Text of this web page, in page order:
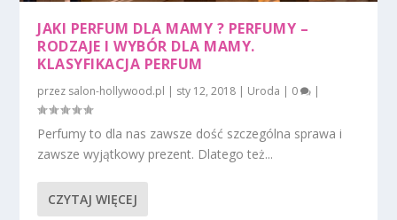
JAKI PERFUM DLA MAMY ? PERFUMY –
RODZAJE I WYBÓR DLA MAMY.
KLASYFIKACJA PERFUM
przez salon-hollywood.pl | sty 12, 2018 | Uroda | 0 |
Perfumy to dla nas zawsze dość szczególna sprawa i
zawsze wyjątkowy prezent. Dlatego też...
CZYTAJ WIĘCEJ